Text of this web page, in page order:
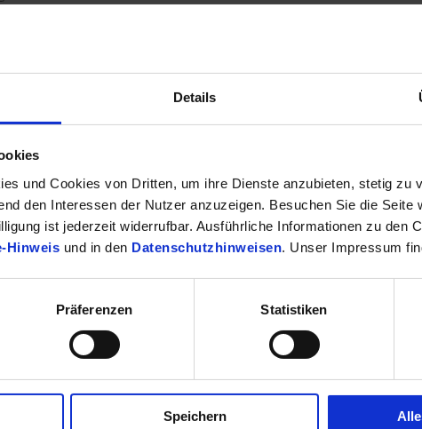
Details
und Cookies von Dritten, um ihre Dienste anzubieten, stetig zu
den Interessen der Nutzer anzuzeigen. Besuchen Sie die Seite
ist jederzeit widerrufbar. Ausführliche Informationen zu den
Hinweis und in den Datenschutzhinweisen. Unser Impressum
Präferenzen Statistiken
Speichern